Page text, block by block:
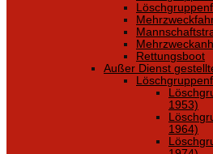
Rettungsboot
Außer Dienst
1953)
1964)